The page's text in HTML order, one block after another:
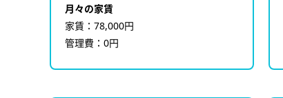
月々の家賃
家賃：78,000円
管理費：0円